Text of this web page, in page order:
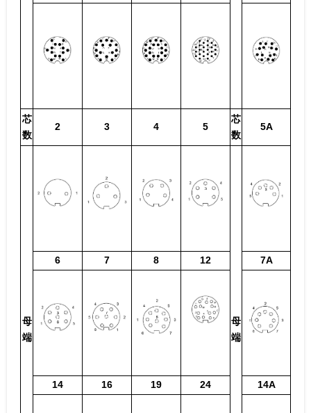
芯
数
2 3 4 5
芯
数
5A
母
端
母
端
6 7 8 12 7A
14 16 19 24 14A